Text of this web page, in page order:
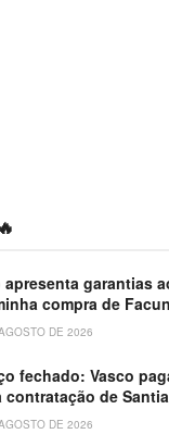
apresenta garantias
compra de
DE 2026
fechado: Vasco
contratação de
DE 2026